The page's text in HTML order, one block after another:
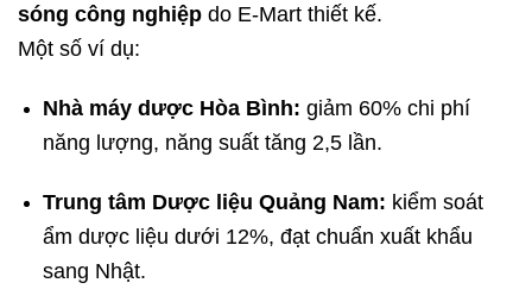
sóng công nghiệp do E-Mart thiết kế.
Một số ví dụ:
Nhà máy dược Hòa Bình: giảm 60% chi phí
năng lượng, năng suất tăng 2,5 lần.
Trung tâm Dược liệu Quảng Nam: kiểm soát
ẩm dược liệu dưới 12%, đạt chuẩn xuất khẩu
sang Nhật.